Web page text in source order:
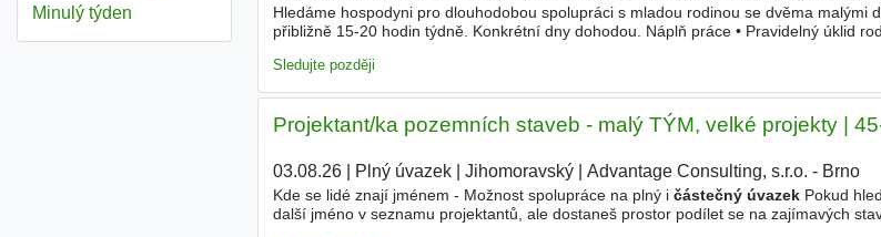
Minulý týden
Hledáme hospodyni pro dlouhodobou spolupráci s mladou rodinou se dvěma malými
přibližně 15-20 hodin týdně. Konkrétní dny dohodou. Náplň práce • Pravidelný úklid
Sledujte později
Projektant/ka pozemních staveb - malý TÝM, velké projekty |
03.08.26| Plný úvazek| Jihomoravský| Advantage Consulting, s.r.o. - Brno
Kde se lidé znají jménem - Možnost spolupráce na plný i částečný úvazekPokud
další jméno v seznamu projektantů, ale dostaneš prostor podílet se na zajímavých